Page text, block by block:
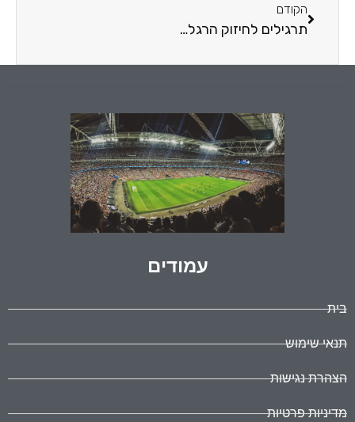
הקודם
תרגילים לחיזוק הרגליים, לחיטוב ולשיפור היציבות שכדאי לכם לנסות
עמודים
בית
תנאי שימוש
הצהרת נגישות
מדיניות פרטיות